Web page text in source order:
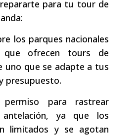
para tu tour de
los parques nacionales
que ofrecen tours de
uno que se adapte a tus
presupuesto.
para rastrear
ya que los
limitados y se agotan